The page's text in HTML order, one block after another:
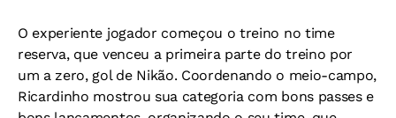
O experiente jogador começou o treino no time
reserva, que venceu a primeira parte do treino por
um a zero, gol de Nikão. Coordenando o meio-campo,
Ricardinho mostrou sua categoria com bons passes e